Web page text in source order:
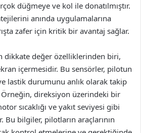
düğmeye ve kol ile donatılmıştır.
anında uygulamalarına
zafer için kritik bir avantaj sağlar.
dikkate değer özelliklerinden biri,
içermesidir. Bu sensörler, pilotun
lastik durumunu anlık olarak takip
Örneğin, direksiyon üzerindeki bir
sıcaklığı ve yakıt seviyesi gibi
bilgiler, pilotların araçlarının